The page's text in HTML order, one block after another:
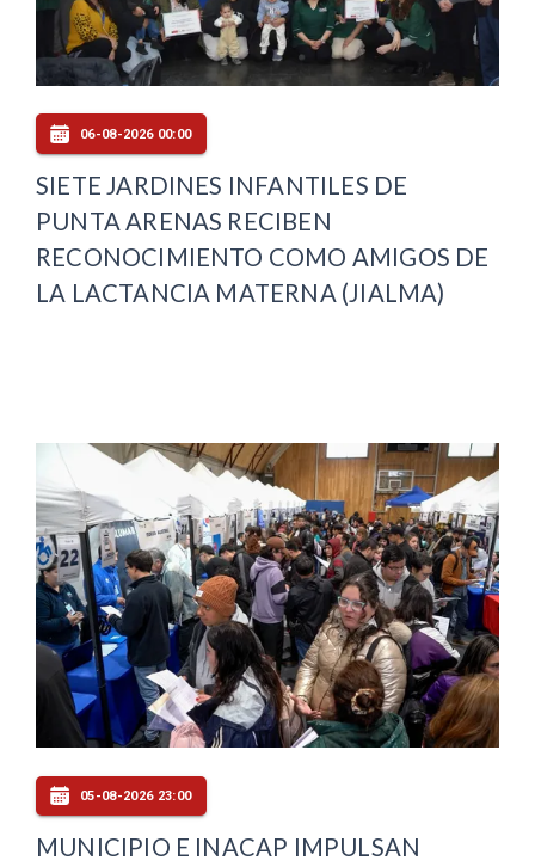
06-08-2026 00:00
SIETE JARDINES INFANTILES DE
PUNTA ARENAS RECIBEN
RECONOCIMIENTO COMO AMIGOS DE
LA LACTANCIA MATERNA (JIALMA)
05-08-2026 23:00
MUNICIPIO E INACAP IMPULSAN